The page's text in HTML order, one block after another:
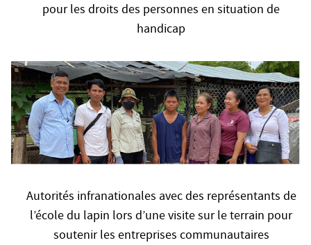
pour les droits des personnes en situation de
handicap
Autorités infranationales avec des représentants de
l’école du lapin lors d’une visite sur le terrain pour
soutenir les entreprises communautaires